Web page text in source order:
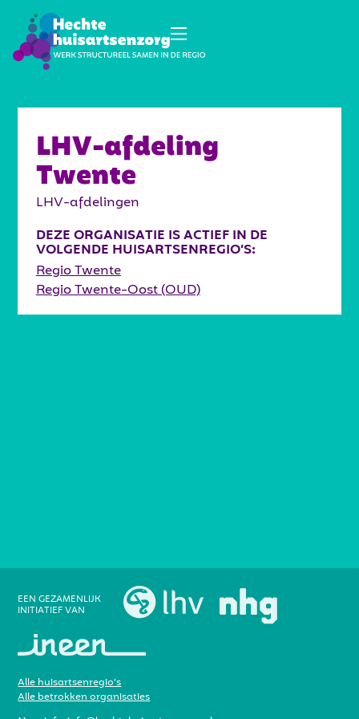
LHV-afdeling
Twente
LHV-afdelingen
DEZE ORGANISATIE IS ACTIEF IN DE
VOLGENDE HUISARTSENREGIO’S:
Regio Twente
Regio Twente-Oost (OUD)
EEN GEZAMENLIJK
INITIATIEF VAN
Alle huisartsenregio’s
Alle betrokken organisaties